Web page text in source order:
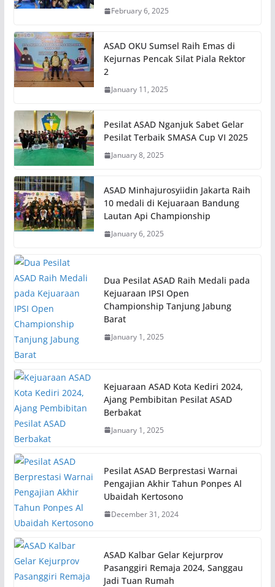
February 6, 2025
ASAD OKU Sumsel Raih Emas di
Kejurnas Pencak Silat Piala Rektor
2
January 11, 2025
Pesilat ASAD Nganjuk Sabet Gelar
Pesilat Terbaik SMASA Cup VI 2025
January 8, 2025
ASAD Minhajurosyiidin Jakarta Raih
10 medali di Kejuaraan Bandung
Lautan Api Championship
January 6, 2025
Dua Pesilat ASAD Raih Medali pada
Kejuaraan IPSI Open
Championship Tanjung Jabung
Barat
January 1, 2025
Kejuaraan ASAD Kota Kediri 2024,
Ajang Pembibitan Pesilat ASAD
Berbakat
January 1, 2025
Pesilat ASAD Berprestasi Warnai
Pengajian Akhir Tahun Ponpes Al
Ubaidah Kertosono
December 31, 2024
ASAD Kalbar Gelar Kejurprov
Pasanggiri Remaja 2024, Sanggau
Jadi Tuan Rumah